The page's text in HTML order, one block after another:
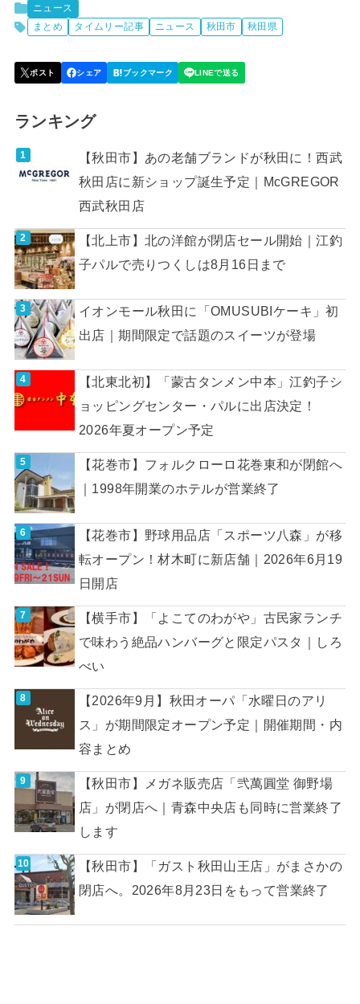
ニュース
まとめ
タイムリー記事 ニュース 秋田市 秋田県
ランキング
【秋田市】あの老舗ブランドが秋田に！西武
秋田店に新ショップ誕生予定｜McGREGOR
西武秋田店
【北上市】北の洋館が閉店セール開始｜江釣
子パルで売りつくしは8月16日まで
イオンモール秋田に「OMUSUBIケーキ」初
出店｜期間限定で話題のスイーツが登場
【北東北初】「蒙古タンメン中本」江釣子シ
ョッピングセンター・パルに出店決定！
2026年夏オープン予定
【花巻市】フォルクローロ花巻東和が閉館へ
｜1998年開業のホテルが営業終了
【花巻市】野球用品店「スポーツ八森」が移
転オープン！材木町に新店舗｜2026年6月19
日開店
【横手市】「よこてのわがや」古民家ランチ
で味わう絶品ハンバーグと限定パスタ｜しろ
べい
【2026年9月】秋田オーパ「水曜日のアリ
ス」が期間限定オープン予定｜開催期間・内
容まとめ
【秋田市】メガネ販売店「弐萬圓堂 御野場
店」が閉店へ｜青森中央店も同時に営業終了
します
【秋田市】「ガスト秋田山王店」がまさかの
閉店へ。2026年8月23日をもって営業終了